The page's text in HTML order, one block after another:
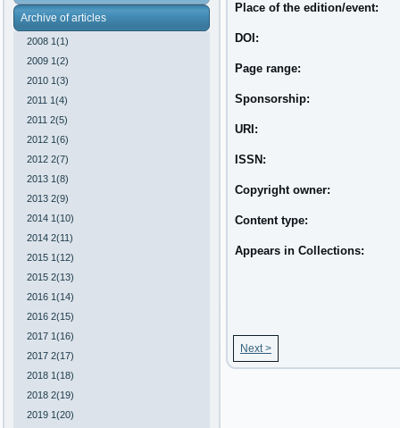
Archive of articles
2008 1(1)
2009 1(2)
2010 1(3)
2011 1(4)
2011 2(5)
2012 1(6)
2012 2(7)
2013 1(8)
2013 2(9)
2014 1(10)
2014 2(11)
2015 1(12)
2015 2(13)
2016 1(14)
2016 2(15)
2017 1(16)
2017 2(17)
2018 1(18)
2018 2(19)
2019 1(20)
Place of the edition/event:
DOI:
Page range:
Sponsorship:
URI:
ISSN:
Copyright owner:
Content type:
Appears in Collections:
Next >